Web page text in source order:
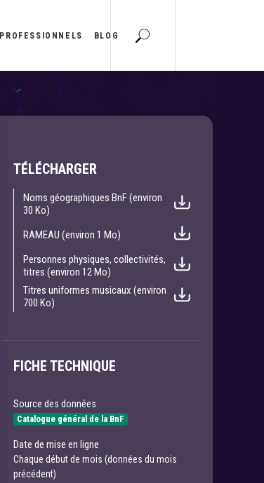
PROFESSIONNELS BLOG
TÉLÉCHARGER
Noms géographiques BnF (environ
30 Ko)
RAMEAU (environ 1 Mo)
Personnes physiques, collectivités,
titres (environ 12 Mo)
Titres uniformes musicaux (environ
700 Ko)
FICHE TECHNIQUE
Source des données
Catalogue général de la BnF
Date de mise en ligne
Chaque début de mois (données du mois
précédent)